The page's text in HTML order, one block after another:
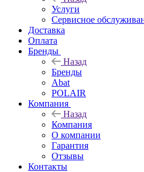
Услуги
Сервисное
Доставка
Оплата
Бренды
Назад
Бренды
Abat
POLAIR
Компания
Назад
Компания
О компании
Гарантия
Отзывы
Контакты